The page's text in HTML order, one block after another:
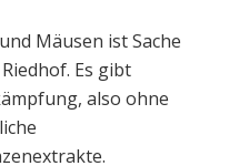
Mäusen ist Sache
Es gibt
also ohne